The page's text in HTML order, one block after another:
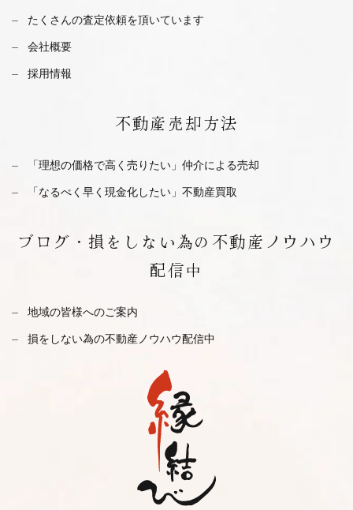
たくさんの査定依頼を頂いています
会社概要
採用情報
不動産 売却方法
「理想の価格で高く売りたい」仲介による売却
「なるべく早く現金化したい」不動産買取
ブログ・ 損をしない為の不動産ノウハウ
配信中
地域の皆様へのご案内
損をしない為の不動産ノウハウ配信中